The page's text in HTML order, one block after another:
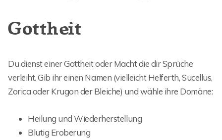
Gottheit
Du dienst einer Gottheit oder Macht die dir Sprüche
verleiht. Gib ihr einen Namen (vielleicht Helferth, Sucellus,
Zorica oder Krugon der Bleiche) und wähle ihre Domäne:
Heilung und Wiederherstellung
Blutig Eroberung